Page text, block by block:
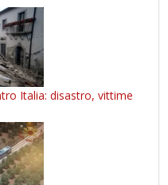
Italia: disastro, vittime